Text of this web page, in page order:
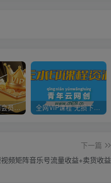
加入青年云网创会员，全站资源免费学习。加入高级合伙人，推广日入1000+ 全网VIP课程 无损下载~
下一篇
频矩阵音乐号流量收益+卖货收益